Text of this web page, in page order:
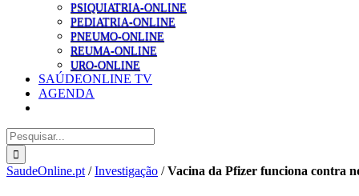
PSIQUIATRIA-ONLINE
PEDIATRIA-ONLINE
PNEUMO-ONLINE
REUMA-ONLINE
URO-ONLINE
SAÚDEONLINE TV
AGENDA
Pesquisar
SaudeOnline.pt /Investigação /Vacina da Pfizer funciona contra